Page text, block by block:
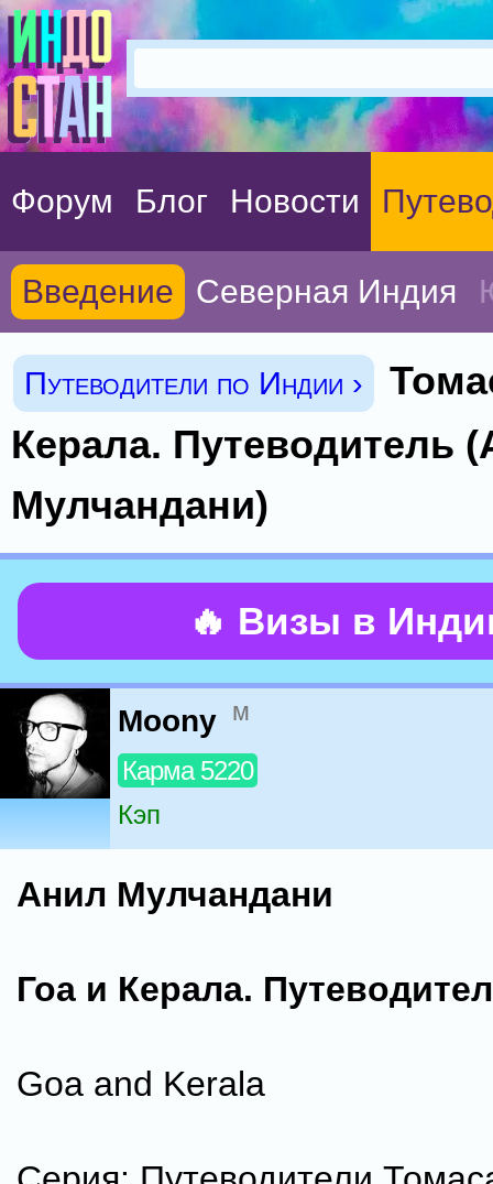
Форум Блог Новости
Введение Северная Индия
Путеводители по Индии ›
Керала. Путеводитель
Мулчандани)
🔥 Визы в
Moony м
Карма 5220
Кэп
Анил Мулчандани
Гоа и Керала.
Goa and Kerala